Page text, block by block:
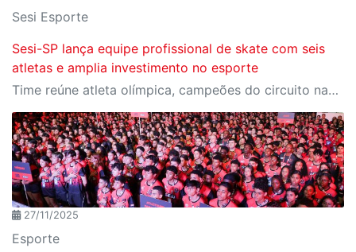
Sesi Esporte
Sesi-SP lança equipe profissional de skate com seis
atletas e amplia investimento no esporte
Time reúne atleta olímpica, campeões do circuito nacional e jovens promessas do skate brasileiro
27/11/2025
Esporte